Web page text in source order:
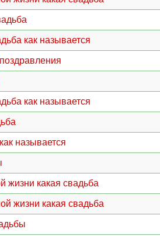
как называется
как называется
называется
жизни какая свадьба
жизни какая свадьба